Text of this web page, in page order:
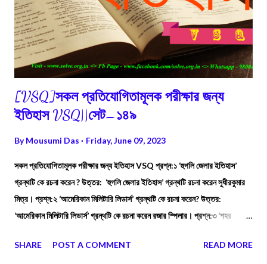
[VSQ]সকল প্রতিযোগিতামূলক পরীক্ষার জন্য
ইতিহাস VSQ||সেট–১৪৯
ByMousumi Das Friday, June 09, 2023
সকল প্রতিযোগিতামূলক পরীক্ষার জন্য ইতিহাস VSQ প্রশ্ন:১ ‘হুগলি জেলার ইতিহাস’
গ্রন্থটি কে রচনা করেন ? উত্তর: ‘হুগলি জেলার ইতিহাস’ গ্রন্থটি রচনা করেন সুধীরকুমার
মিত্র। প্রশ্ন:২ ‘আমেরিকান মিলিটারি লিডার্স’ গ্রন্থটি কে রচনা করেন? উত্তর:
‘আমেরিকান মিলিটারি লিডার্স’ গ্রন্থটি কে রচনা করেন রজার স্পিলার। প্রশ্ন:৩ ‘শহর
লেখা।
SHARE POST A COMMENT READ MORE